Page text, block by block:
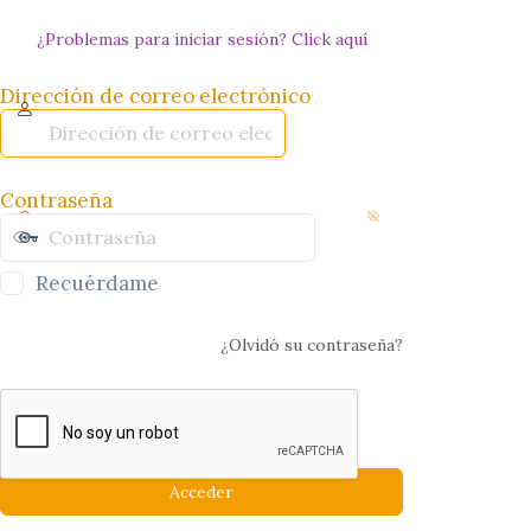
¿Problemas para iniciar sesión? Click aquí
Dirección de correo electrónico
Contraseña
Recuérdame
¿Olvidó su contraseña?